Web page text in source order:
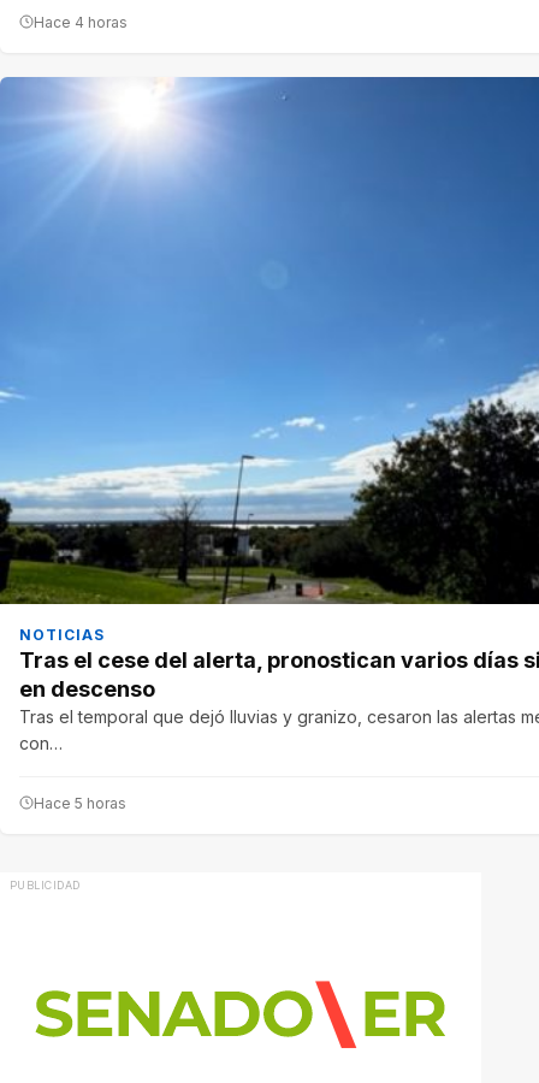
Hace 4 horas
NOTICIAS
Tras el cese del alerta, pronostican varios días
en descenso
Tras el temporal que dejó lluvias y granizo, cesaron las alertas
con…
Hace 5 horas